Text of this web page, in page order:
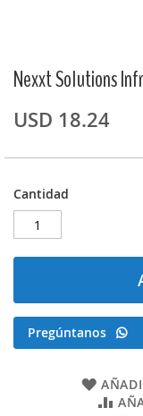
Nexxt Solutions
USD 18.24
Cantidad
Pregúntanos
Saltar
comienzo
de
imágenes